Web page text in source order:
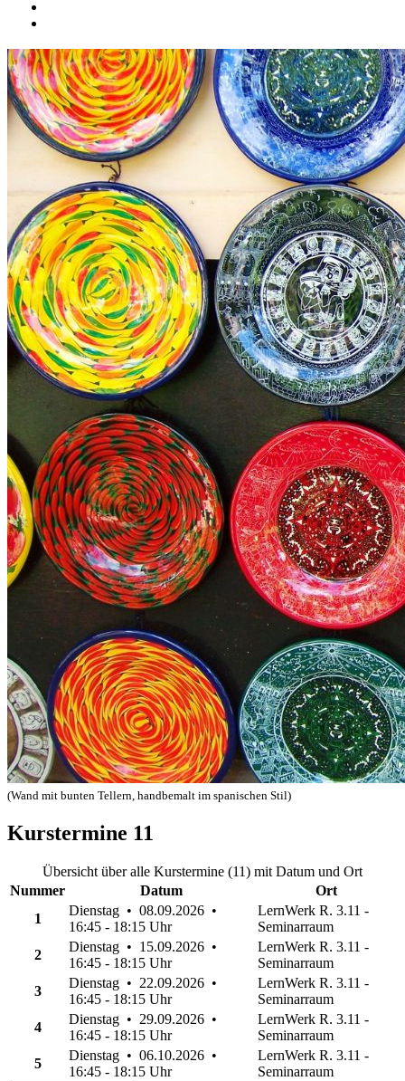
(Wand mit bunten Tellern, handbemalt im spanischen Stil)
Kurstermine 11
Übersicht über alle Kurstermine (11) mit Datum und Ort
Nummer
Datum
Ort
1
Dienstag • 08.09.2026 •
16:45 - 18:15 Uhr
LernWerk R. 3.11 -
Seminarraum
2
Dienstag • 15.09.2026 •
16:45 - 18:15 Uhr
LernWerk R. 3.11 -
Seminarraum
3
Dienstag • 22.09.2026 •
16:45 - 18:15 Uhr
LernWerk R. 3.11 -
Seminarraum
4
Dienstag • 29.09.2026 •
16:45 - 18:15 Uhr
LernWerk R. 3.11 -
Seminarraum
5
Dienstag • 06.10.2026 •
16:45 - 18:15 Uhr
LernWerk R. 3.11 -
Seminarraum